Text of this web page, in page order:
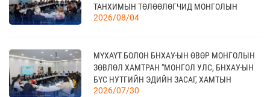
21
10 сар
TEX+ VISION KOREA
ТАНХИМЫН ТӨЛӨӨЛӨГЧИД МОНГОЛЫН
ҮНДЭСНИЙ ХУДАЛДАА АЖ ҮЙЛДВЭРИЙН
2026/08/04
МҮХАҮТ БОЛОН БНХАУ-ЫН ӨВӨР МОНГОЛЫН
ЗӨВЛӨЛ ХАМТРАН "МОНГОЛ УЛС, БНХАУ-ЫН
БҮС НУТГИЙН ЭДИЙН ЗАСАГ, ХАМТЫН
АЖИЛЛАГААНЫ УУЛЗАЛТ"-ЫГ ЗОХИОН
2026/07/30